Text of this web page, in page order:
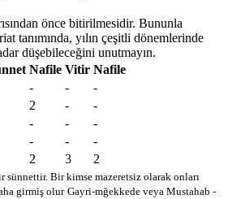
önce bitirilmesidir. Bununla
tanımında, yılın çeşitli dönemlerinde
düşebileceğini unutmayın.
Nafile Vitir Nafile
- -
-
2 -
-
- -
-
- -
-
2 3 2
sünnettir. Bir kimse mazeretsiz olarak onları
girmiş olur Gayri-mğekkede veya Mustahab -